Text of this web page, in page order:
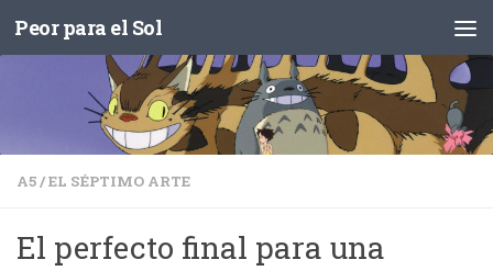
Saltar al contenido
Peor para el Sol
A5/EL SÉPTIMO ARTE
El perfecto final para una